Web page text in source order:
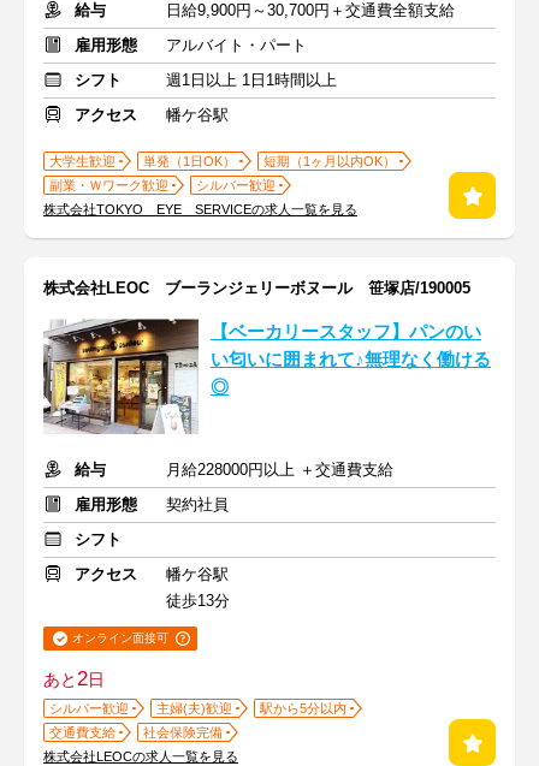
給与
日給9,900円～30,700円＋交通費全額支給
雇用形態
アルバイト・パート
シフト
週1日以上 1日1時間以上
アクセス
幡ケ谷駅
大学生歓迎 単発（1日OK）
短期（1ヶ月以内OK）
副業・Ｗワーク歓迎
シルバー歓迎
株式会社TOKYO EYE SERVICEの求人一覧を見る
株式会社LEOC ブーランジェリーボヌール 笹塚店/190005
【ベーカリースタッフ】パンのい
い匂いに囲まれて♪無理なく働ける
◎
給与
月給228000円以上 ＋交通費支給
雇用形態
契約社員
シフト
アクセス
幡ケ谷駅
徒歩13分
オンライン面接可
あと2日
シルバー歓迎 主婦(夫)歓迎
駅から5分以内
交通費支給
社会保険完備
株式会社LEOCの求人一覧を見る